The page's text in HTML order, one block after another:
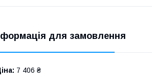
для замовлення
7 406 ₴